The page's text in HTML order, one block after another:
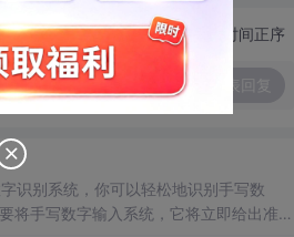
切换为时间正序
识别系统，你可以轻松地识别手写数
将手写数字输入系统，它将立即给出准确